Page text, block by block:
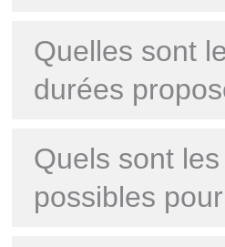
Quelles sont
durées
Quels sont
possibles